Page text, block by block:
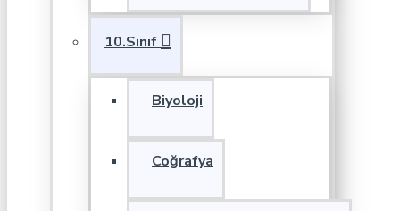
10.Sınıf
Biyoloji
Coğrafya